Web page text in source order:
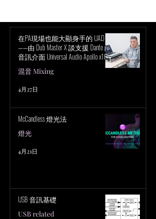
在PA現場也能大顯身手的 UAD！
——由 Dub Master X 談支援 Dante 的
音訊介面 Universal Audio Apollo x16D
的魅力
混音 Mixing
4月27日
McCandless 燈光法
燈光
4月21日
USB 音訊基礎
USB related